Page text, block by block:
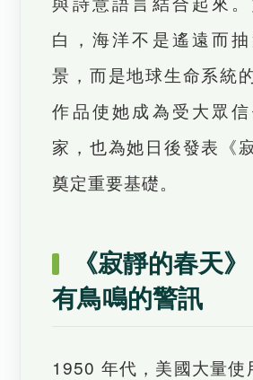
白，海洋不是遙遠而
景，而是地球生命系統
作品使她成為受大眾
家，也為她日後發表《
奠定重要基礎。
《寂靜的春天
有鳥鳴的警訊
1950 年代，美國大量使